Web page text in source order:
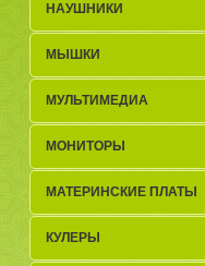
НАУШНИКИ
МЫШКИ
МУЛЬТИМЕДИА
МОНИТОРЫ
МАТЕРИНСКИЕ ПЛАТЫ
КУЛЕРЫ